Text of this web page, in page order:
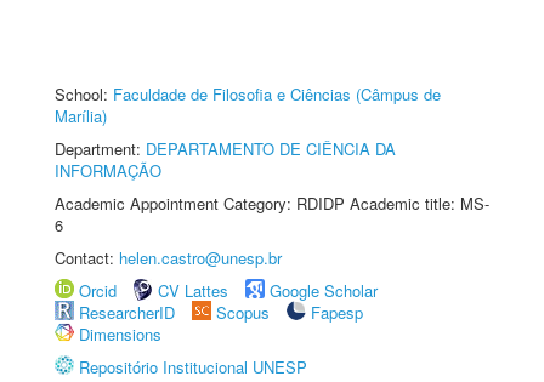
School: Faculdade de Filosofia e Ciências (Câmpus de
Marília)
Department: DEPARTAMENTO DE CIÊNCIA DA
INFORMAÇÃO
Academic Appointment Category: RDIDP Academic title: MS-
6
Contact: helen.castro@unesp.br
Orcid
CV Lattes
Google Scholar
ResearcherID
Scopus
Fapesp
Dimensions
Repositório Institucional UNESP